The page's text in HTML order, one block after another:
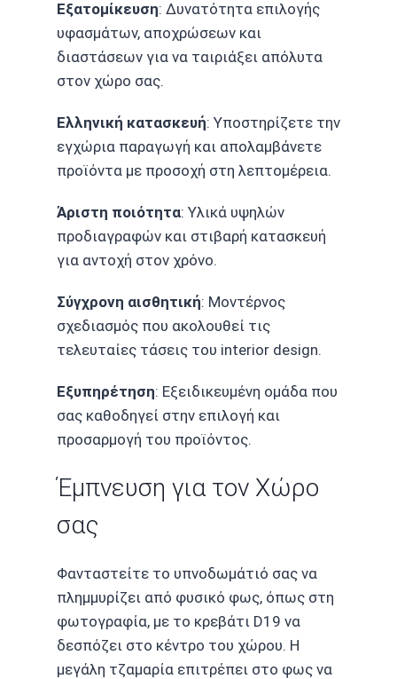
Εξατομίκευση: Δυνατότητα επιλογής
υφασμάτων, αποχρώσεων και
διαστάσεων για να ταιριάξει απόλυτα
στον χώρο σας.
Ελληνική κατασκευή: Υποστηρίζετε την
εγχώρια παραγωγή και απολαμβάνετε
προϊόντα με προσοχή στη λεπτομέρεια.
Άριστη ποιότητα: Υλικά υψηλών
προδιαγραφών και στιβαρή κατασκευή
για αντοχή στον χρόνο.
Σύγχρονη αισθητική: Μοντέρνος
σχεδιασμός που ακολουθεί τις
τελευταίες τάσεις του interior design.
Εξυπηρέτηση: Εξειδικευμένη ομάδα που
σας καθοδηγεί στην επιλογή και
προσαρμογή του προϊόντος.
Έμπνευση για τον Χώρο
σας
Φανταστείτε το υπνοδωμάτιό σας να
πλημμυρίζει από φυσικό φως, όπως στη
φωτογραφία, με το κρεβάτι D19 να
δεσπόζει στο κέντρο του χώρου. Η
μεγάλη τζαμαρία επιτρέπει στο φως να